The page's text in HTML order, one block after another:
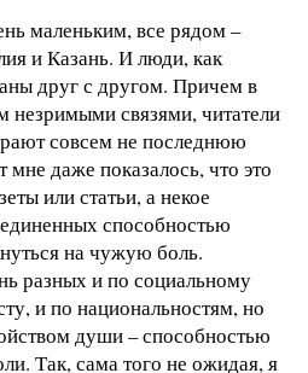
маленьким, все рядом –
и Казань. И люди, как
друг с другом. Причем в
незримыми связями, читатели
совсем не последнюю
даже показалось, что это
или статьи, а некое
способностью
на чужую боль.
разных и по социальному
и по национальностям, но
души – способностью
Так, сама того не ожидая, я